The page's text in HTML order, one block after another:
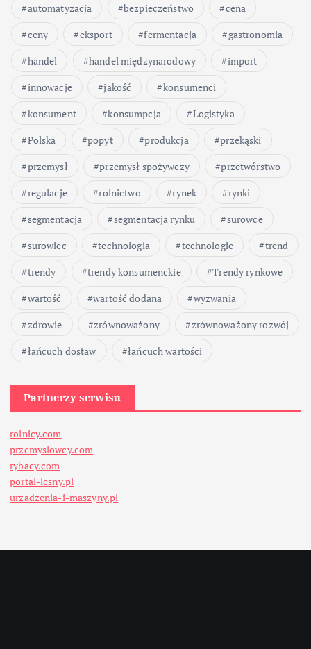
automatyzacja bezpieczeństwo
cena
ceny
eksport fermentacja
gastronomia
handel
handel międzynarodowy
import
innowacje
jakość
konsumenci
konsument
konsumpcja
Logistyka
Polska
popyt produkcja
przekąski
przemysł
przemysł spożywczy
przetwórstwo
regulacje
rolnictwo rynek
rynki
segmentacja
segmentacja rynku
surowce
surowiec
technologia technologie
trend
trendy
trendy konsumenckie
Trendy rynkowe
wartość
wartość dodana
wyzwania
zdrowie
zrównoważony
zrównoważony rozwój
łańcuch dostaw
łańcuch wartości
Partnerzy serwisu
rolnicy.com
przemyslowcy.com
rybacy.com
portal-lesny.pl
urzadzenia-i-maszyny.pl